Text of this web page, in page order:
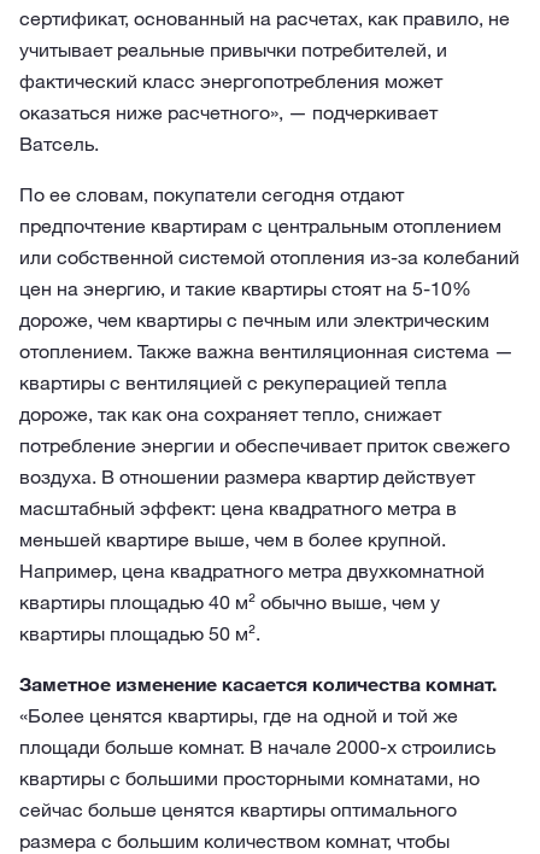
сертификат, основанный на расчетах, как правило, не
учитывает реальные привычки потребителей, и
фактический класс энергопотребления может
оказаться ниже расчетного», — подчеркивает
Ватсель.
По ее словам, покупатели сегодня отдают
предпочтение квартирам с центральным отоплением
или собственной системой отопления из-за колебаний
цен на энергию, и такие квартиры стоят на 5-10%
дороже, чем квартиры с печным или электрическим
отоплением. Также важна вентиляционная система —
квартиры с вентиляцией с рекуперацией тепла
дороже, так как она сохраняет тепло, снижает
потребление энергии и обеспечивает приток свежего
воздуха. В отношении размера квартир действует
масштабный эффект: цена квадратного метра в
меньшей квартире выше, чем в более крупной.
Например, цена квадратного метра двухкомнатной
квартиры площадью 40 м² обычно выше, чем у
квартиры площадью 50 м².
Заметное изменение касается количества комнат.
«Более ценятся квартиры, где на одной и той же
площади больше комнат. В начале 2000-х строились
квартиры с большими просторными комнатами, но
сейчас больше ценятся квартиры оптимального
размера с большим количеством комнат, чтобы